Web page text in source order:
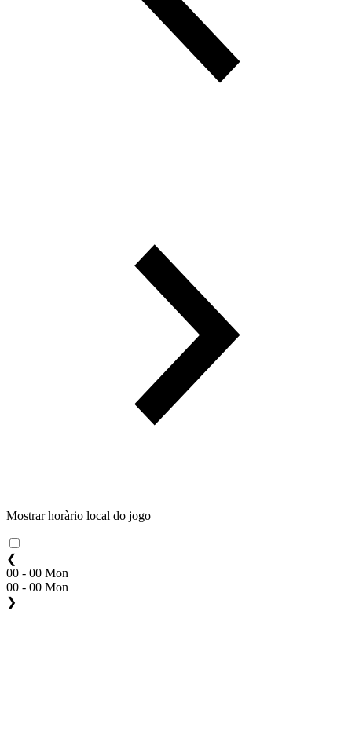
Mostrar horàrio local do jogo
❮
00 - 00 Mon
00 - 00 Mon
❯